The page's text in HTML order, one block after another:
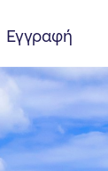
Εγγραφή